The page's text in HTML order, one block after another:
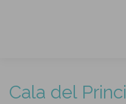
Cala del